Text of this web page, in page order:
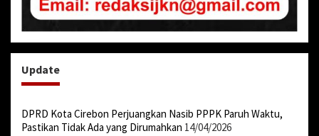
Update
DPRD Kota Cirebon Perjuangkan Nasib PPPK Paruh Waktu,
Pastikan Tidak Ada yang Dirumahkan 14/04/2026